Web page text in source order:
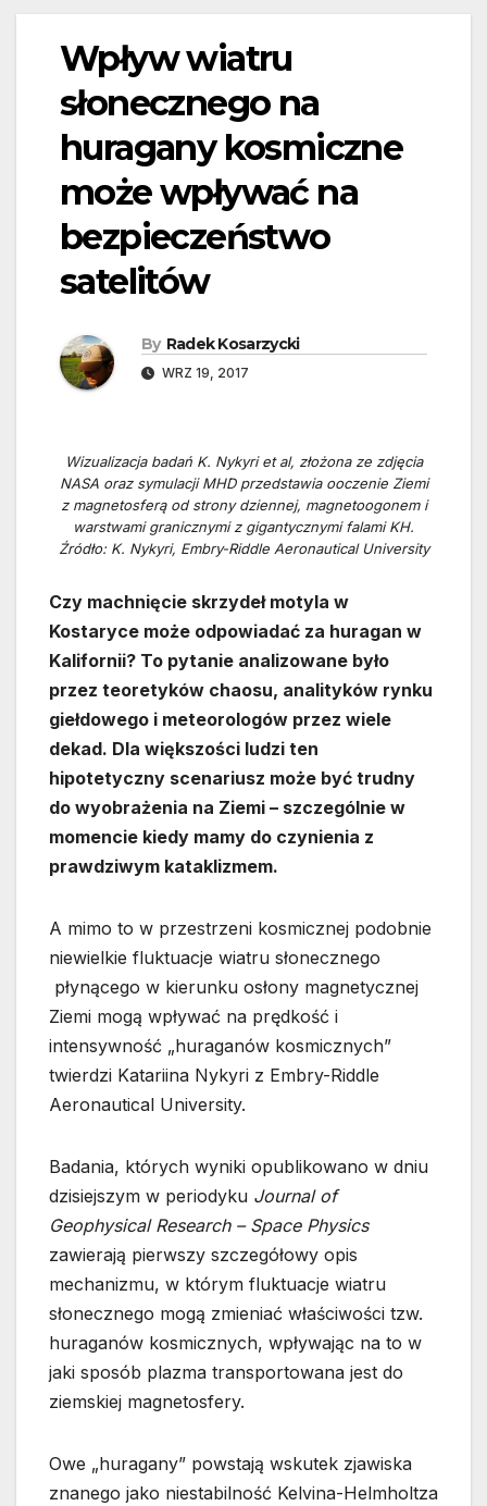
Wpływ wiatru
słonecznego na
huragany kosmiczne
może wpływać na
bezpieczeństwo
satelitów
By Radek Kosarzycki
WRZ 19, 2017
Wizualizacja badań K. Nykyri et al, złożona ze zdjęcia
NASA oraz symulacji MHD przedstawia ooczenie Ziemi
z magnetosferą od strony dziennej, magnetoogonem i
warstwami granicznymi z gigantycznymi falami KH.
Źródło: K. Nykyri, Embry-Riddle Aeronautical University
Czy machnięcie skrzydeł motyla w
Kostaryce może odpowiadać za huragan w
Kalifornii? To pytanie analizowane było
przez teoretyków chaosu, analityków rynku
giełdowego i meteorologów przez wiele
dekad. Dla większości ludzi ten
hipotetyczny scenariusz może być trudny
do wyobrażenia na Ziemi – szczególnie w
momencie kiedy mamy do czynienia z
prawdziwym kataklizmem.
A mimo to w przestrzeni kosmicznej podobnie
niewielkie fluktuacje wiatru słonecznego
płynącego w kierunku osłony magnetycznej
Ziemi mogą wpływać na prędkość i
intensywność „huraganów kosmicznych”
twierdzi Katariina Nykyri z Embry-Riddle
Aeronautical University.
Badania, których wyniki opublikowano w dniu
dzisiejszym w periodyku Journal of
Geophysical Research – Space Physics
zawierają pierwszy szczegółowy opis
mechanizmu, w którym fluktuacje wiatru
słonecznego mogą zmieniać właściwości tzw.
huraganów kosmicznych, wpływając na to w
jaki sposób plazma transportowana jest do
ziemskiej magnetosfery.
Owe „huragany” powstają wskutek zjawiska
znanego jako niestabilność Kelvina-Helmholtza